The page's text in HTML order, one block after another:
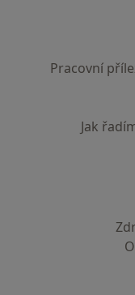
Pracovní
Jak